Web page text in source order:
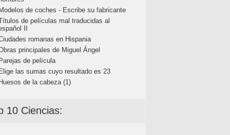
de coches - Escribe su fabricante
de películas mal traducidas al
II
romanas en Hispania
principales de Miguel Ángel
de película
las sumas cuyo resultado es 23
de la cabeza (1)
10 Ciencias: